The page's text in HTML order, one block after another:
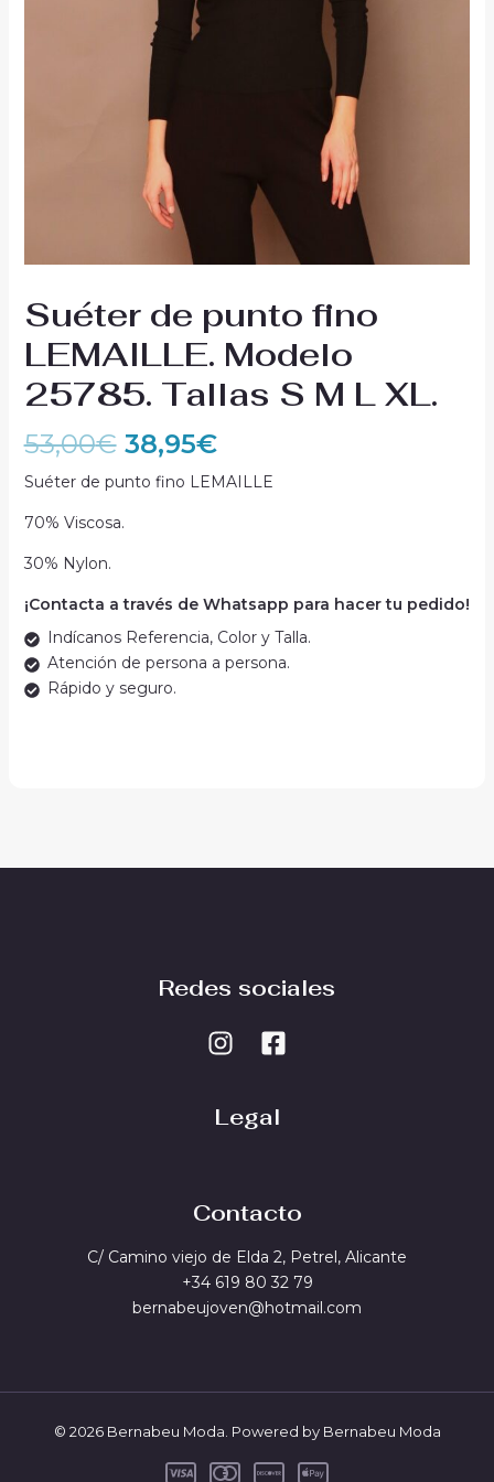
Suéter de punto fino
LEMAILLE. Modelo
25785. Tallas S M L XL.
53,00€ 38,95€
Suéter de punto fino LEMAILLE
70% Viscosa.
30% Nylon.
¡Contacta a través de Whatsapp para hacer tu pedido!
Indícanos Referencia, Color y Talla.
Atención de persona a persona.
Rápido y seguro.
Redes sociales
Legal
Contacto
C/ Camino viejo de Elda 2, Petrel, Alicante
+34 619 80 32 79
bernabeujoven@hotmail.com
© 2026 Bernabeu Moda. Powered by Bernabeu Moda